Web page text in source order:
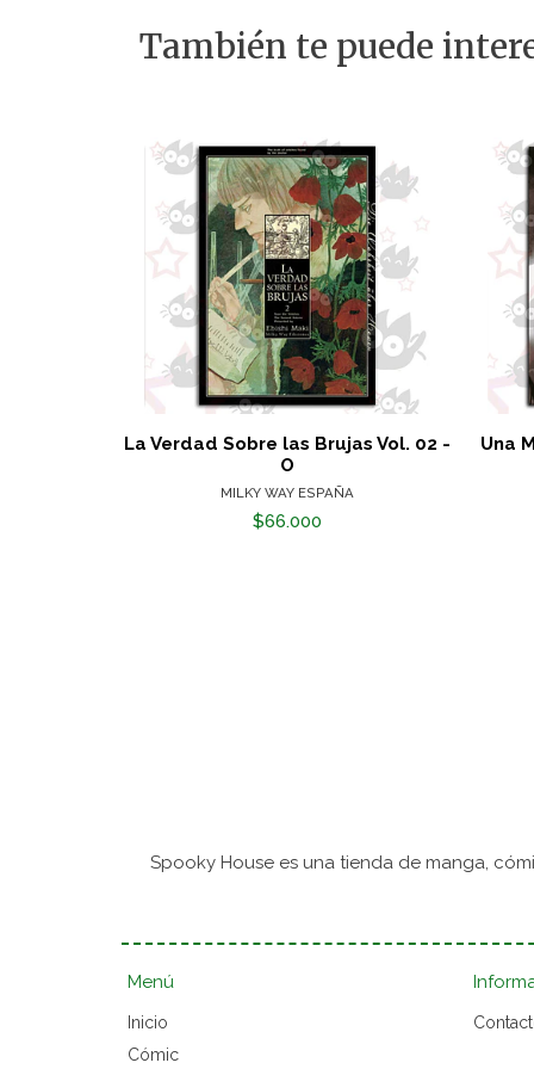
También te puede
La Verdad Sobre las Brujas Vol. 02 -
O
MILKY WAY ESPAÑA
$66.000
Una
Spooky House es una tienda de manga,
Menú
Inicio
Cómic